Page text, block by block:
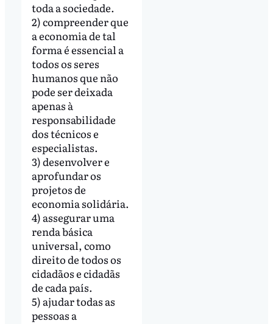
toda a sociedade.
2) compreender que
a economia de tal
forma é essencial a
todos os seres
humanos que não
pode ser deixada
apenas à
responsabilidade
dos técnicos e
especialistas.
3) desenvolver e
aprofundar os
projetos de
economia solidária.
4) assegurar uma
renda básica
universal, como
direito de todos os
cidadãos e cidadãs
de cada país.
5) ajudar todas as
pessoas a